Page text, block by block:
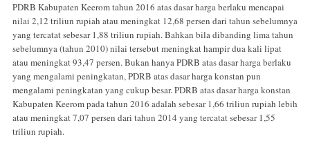
PDRB Kabupaten Keerom tahun 2016 atas dasar harga berlaku mencapai
nilai 2,12 triliun rupiah atau meningkat 12,68 persen dari tahun sebelumnya
yang tercatat sebesar 1,88 triliun rupiah. Bahkan bila dibanding lima tahun
sebelumnya (tahun 2010) nilai tersebut meningkat hampir dua kali lipat
atau meningkat 93,47 persen. Bukan hanya PDRB atas dasar harga berlaku
yang mengalami peningkatan, PDRB atas dasar harga konstan pun
mengalami peningkatan yang cukup besar. PDRB atas dasar harga konstan
Kabupaten Keerom pada tahun 2016 adalah sebesar 1,66 triliun rupiah lebih
atau meningkat 7,07 persen dari tahun 2014 yang tercatat sebesar 1,55
triliun rupiah.